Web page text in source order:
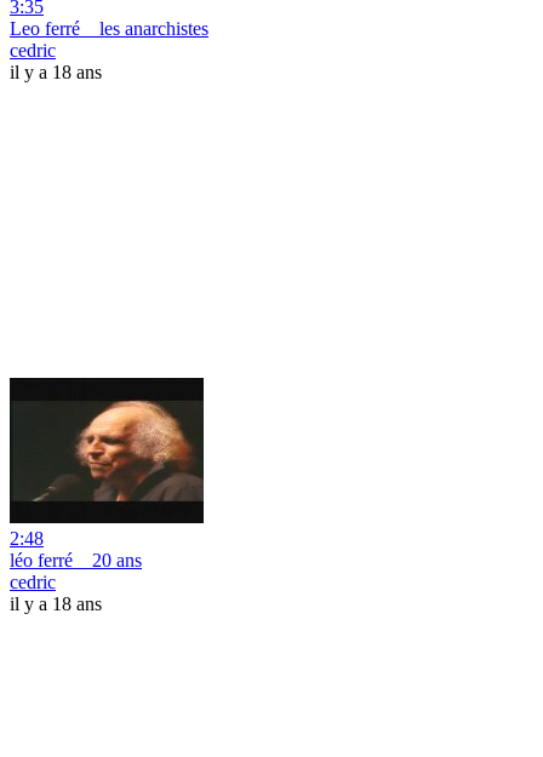
3:35
Leo ferré _ les anarchistes
cedric
il y a 18 ans
2:48
léo ferré _ 20 ans
cedric
il y a 18 ans